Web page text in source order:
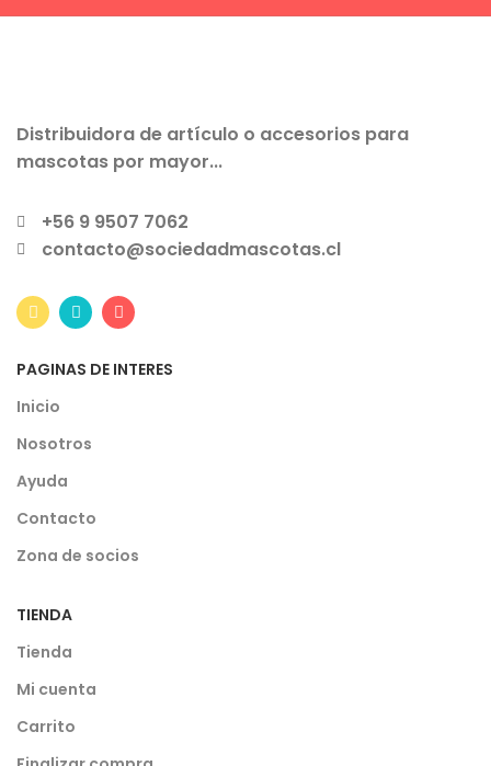
Distribuidora de artículo o accesorios para
mascotas por mayor...
+56 9 9507 7062
contacto@sociedadmascotas.cl
PAGINAS DE INTERES
Inicio
Nosotros
Ayuda
Contacto
Zona de socios
TIENDA
Tienda
Mi cuenta
Carrito